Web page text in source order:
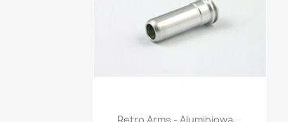
 Szybki podgląd
Retro Arms - Aluminiowa...